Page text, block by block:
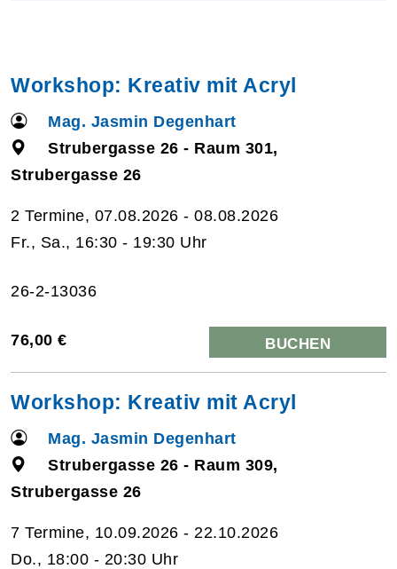
Workshop: Kreativ mit Acryl
Mag. Jasmin Degenhart
Strubergasse 26 - Raum 301,
Strubergasse 26
2 Termine, 07.08.2026 - 08.08.2026
Fr., Sa., 16:30 - 19:30 Uhr
26-2-13036
76,00 € BUCHEN
Workshop: Kreativ mit Acryl
Mag. Jasmin Degenhart
Strubergasse 26 - Raum 309,
Strubergasse 26
7 Termine, 10.09.2026 - 22.10.2026
Do., 18:00 - 20:30 Uhr